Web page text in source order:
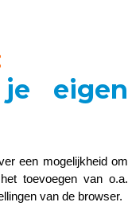
je eigen
een mogelijkheid om
toevoegen van o.a.
van de browser.